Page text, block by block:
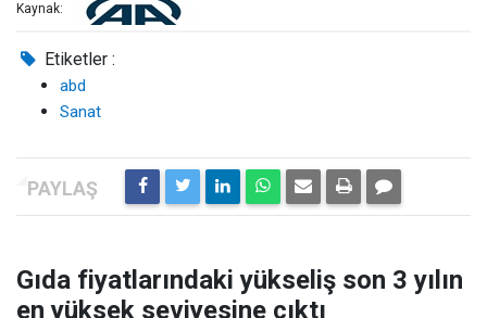
Kaynak:
Etiketler :
abd
Sanat
Gıda fiyatlarındaki yükseliş son 3 yılın
en yüksek seviyesine çıktı